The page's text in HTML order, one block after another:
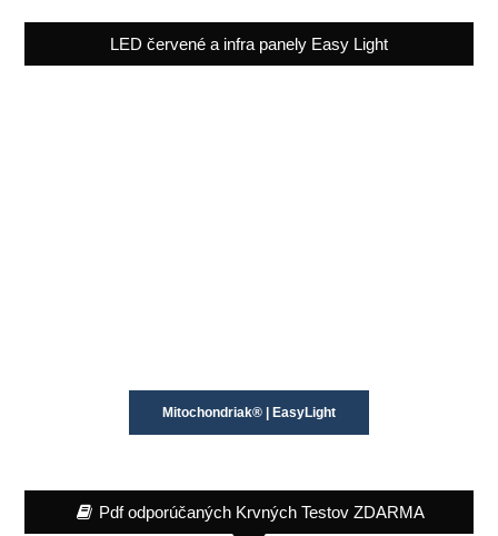
LED červené a infra panely Easy Light
Mitochondriak® | EasyLight
Pdf odporúčaných Krvných Testov ZDARMA